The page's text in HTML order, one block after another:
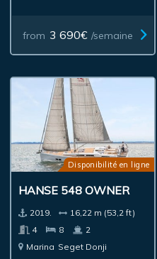
from 3 690€ /semaine
Disponibilité en ligne
HANSE 548 OWNER
2019.
16,22 m (53,2 ft)
4
8
2
Marina Seget Donji